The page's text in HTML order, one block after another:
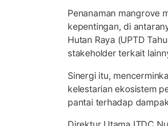
Penanaman mangrove
kepentingan, di
Hutan Raya (UPTD
stakeholder terkait
Sinergi itu,
kelestarian ekosistem
pantai terhadap